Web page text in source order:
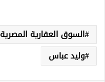
السوق العقارية المصرية
وليد عباس